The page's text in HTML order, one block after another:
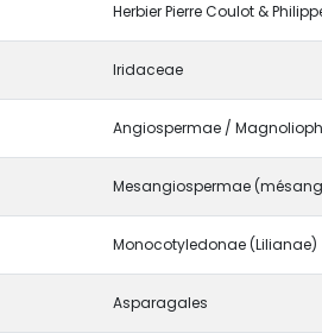
Herbier Pierre Coulot &
Iridaceae
Angiospermae /
Mesangiospermae
Monocotyledonae (Lilianae)
Asparagales